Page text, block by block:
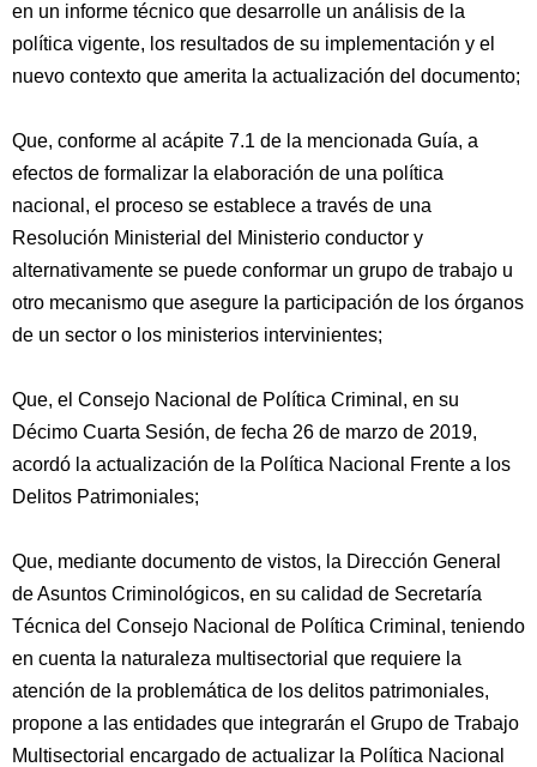
en un informe técnico que desarrolle un análisis de la
política vigente, los resultados de su implementación y el
nuevo contexto que amerita la actualización del documento;
Que, conforme al acápite 7.1 de la mencionada Guía, a
efectos de formalizar la elaboración de una política
nacional, el proceso se establece a través de una
Resolución Ministerial del Ministerio conductor y
alternativamente se puede conformar un grupo de trabajo u
otro mecanismo que asegure la participación de los órganos
de un sector o los ministerios intervinientes;
Que, el Consejo Nacional de Política Criminal, en su
Décimo Cuarta Sesión, de fecha 26 de marzo de 2019,
acordó la actualización de la Política Nacional Frente a los
Delitos Patrimoniales;
Que, mediante documento de vistos, la Dirección General
de Asuntos Criminológicos, en su calidad de Secretaría
Técnica del Consejo Nacional de Política Criminal, teniendo
en cuenta la naturaleza multisectorial que requiere la
atención de la problemática de los delitos patrimoniales,
propone a las entidades que integrarán el Grupo de Trabajo
Multisectorial encargado de actualizar la Política Nacional